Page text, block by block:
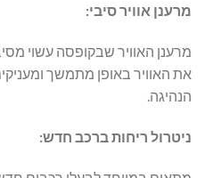
מרענן אוויר סיבי:
מרענן האוויר שבקופסה עשוי
את האוויר באופן מתמשך
הנהיגה.
ניטרול ריחות ברכב חדש: